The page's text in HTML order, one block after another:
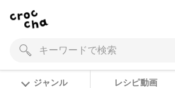
ジャンル レシピ動画